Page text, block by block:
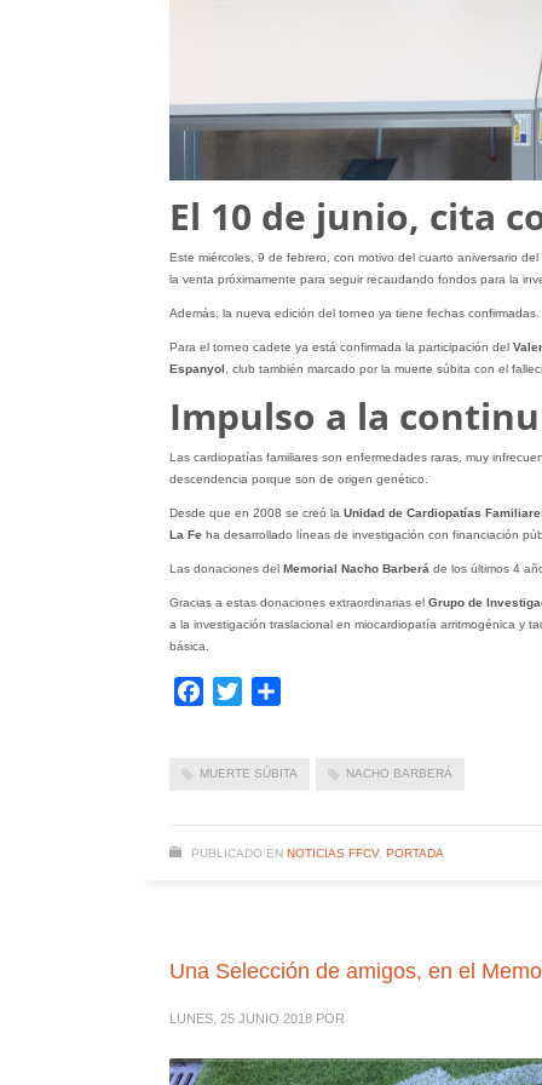
El 10 de junio, cita
Este miércoles, 9 de febrero, con motivo del cuarto aniversario
la venta próximamente para seguir recaudando fondos para la
Además, la nueva edición del torneo ya tiene fechas
Para el torneo cadete ya está confirmada la participación del
Espanyol, club también marcado por la muerte súbita con el
Impulso a la
Las cardiopatías familiares son enfermedades raras, muy
descendencia porque son de origen genético.
Desde que en 2008 se creó la Unidad de Cardiopatías
La Feha desarrollado líneas de investigación con financiación
Las donaciones del Memorial Nacho Barberáde los últimos 4
Gracias a estas donaciones extraordinarias elGrupo de
a la investigación traslacional en miocardiopatía arritmogénica y
básica.
Facebook
Twitter
MUERTE SÚBITA NACHO BARBERÁ
PUBLICADO EN NOTICIAS FFCV, PORTADA
Una Selección de amigos, en el
LUNES, 25 JUNIO 2018 POR